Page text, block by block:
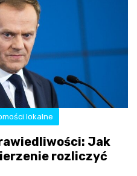
lokalne
Jak
rozliczyć